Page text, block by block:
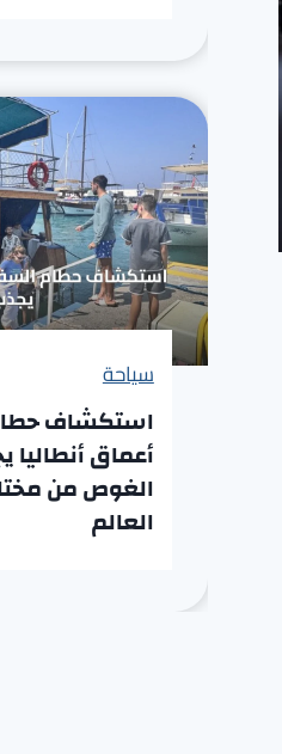
سياحة
استكشاف
أعماق
الغوص من
العالم